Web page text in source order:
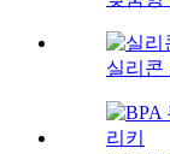
실리콘